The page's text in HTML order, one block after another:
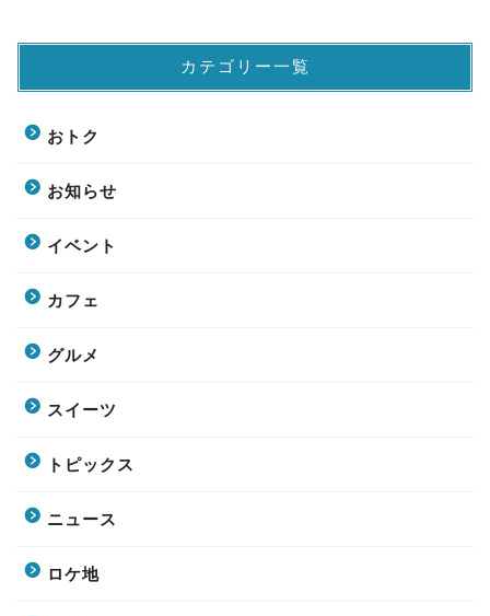
カテゴリー一覧
おトク
お知らせ
イベント
カフェ
グルメ
スイーツ
トピックス
ニュース
ロケ地